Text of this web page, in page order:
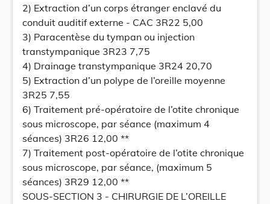
2) Extraction d’un corps étranger enclavé du
conduit auditif externe - CAC 3R22 5,00
3) Paracentèse du tympan ou injection
transtympanique 3R23 7,75
4) Drainage transtympanique 3R24 20,70
5) Extraction d’un polype de l’oreille moyenne
3R25 7,55
6) Traitement pré-opératoire de l’otite chronique
sous microscope, par séance (maximum 4
séances) 3R26 12,00 **
7) Traitement post-opératoire de l’otite chronique
sous microscope, par séance, (maximum 5
séances) 3R29 12,00 **
SOUS-SECTION 3 - CHIRURGIE DE L’OREILLE